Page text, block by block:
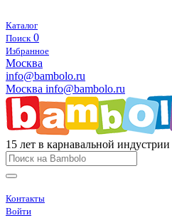
Каталог
Поиск 0
Избранное
Москва
info@bambolo.ru
Москва info@bambolo.ru
15 лет в карнавальной индустрии
Контакты
Войти